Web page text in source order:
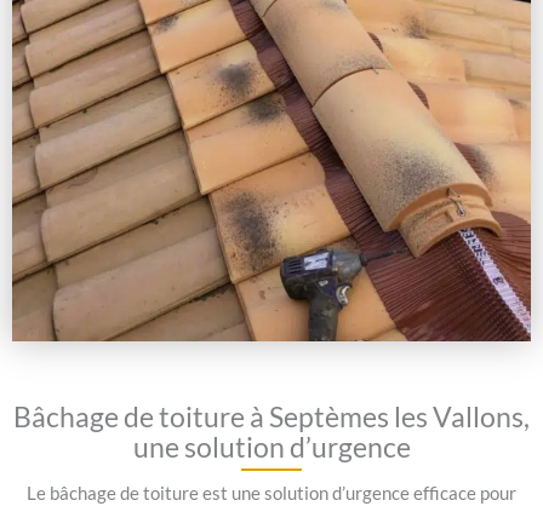
Bâchage de toiture à Septèmes les Vallons,
une solution d’urgence
Le bâchage de toiture est une solution d’urgence efficace pour